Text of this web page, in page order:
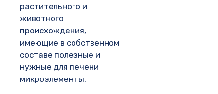
растительного и
животного
происхождения,
имеющие в собственном
составе полезные и
нужные для печени
микроэлементы.